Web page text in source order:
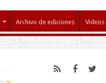
Archivo de ediciones Videos